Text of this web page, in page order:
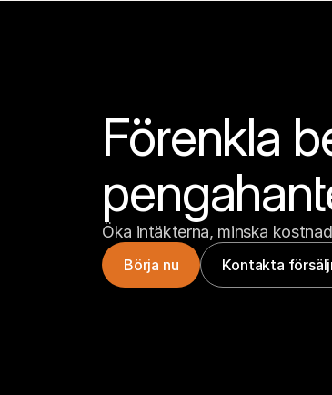
Förenkla
Öka intäkterna, minska
Börja nu Kontakta